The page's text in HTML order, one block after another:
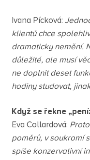
Ivana Pícková:
klientů chce
dramaticky nemění.
důležité, ale musí
ne doplnit deset
hodiny studovat,
Když se řekne
Eva Collardová:
poměrů, v soukromí
spíše konzervativní